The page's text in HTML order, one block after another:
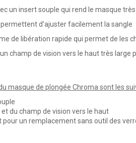
un insert souple qui rend le masque
permettent d'ajuster facilement la sangle
de libération rapide qui permet de les
un champ de vision vers le haut très
masque de plongée Chroma sont les
du champ de vision vers le haut
pour un remplacement sans outil des